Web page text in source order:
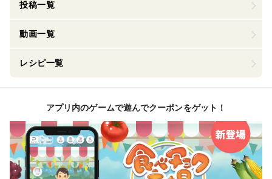
投稿一覧
動画一覧
レシピ一覧
アプリ内のゲームで遊んでクーポンをゲット！